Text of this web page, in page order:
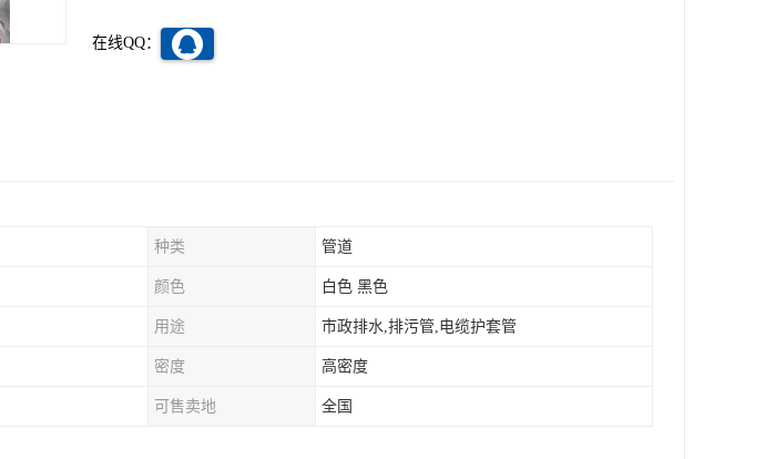
在线QQ：
种类 管道
颜色 白色 黑色
用途 市政排水,排污管,电缆护套管
密度 高密度
可售卖地 全国